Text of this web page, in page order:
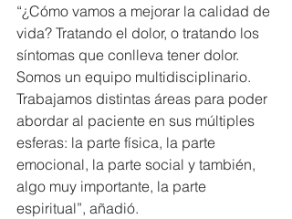
“¿Cómo vamos a mejorar la calidad de
vida? Tratando el dolor, o tratando los
síntomas que conlleva tener dolor.
Somos un equipo multidisciplinario.
Trabajamos distintas áreas para poder
abordar al paciente en sus múltiples
esferas: la parte física, la parte
emocional, la parte social y también,
algo muy importante, la parte
espiritual”, añadió.